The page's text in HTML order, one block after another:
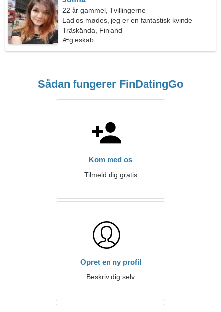
22 år gammel, Tvillingerne
Lad os mødes, jeg er en fantastisk kvinde
Träskända, Finland
Ægteskab
Sådan fungerer FinDatingGo
Kom med os
Tilmeld dig gratis
Opret en ny profil
Beskriv dig selv